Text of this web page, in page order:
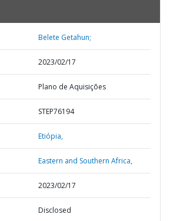
Belete Getahun;
2023/02/17
Plano de Aquisições
STEP76194
Etiópia,
Eastern and Southern Africa,
2023/02/17
Disclosed